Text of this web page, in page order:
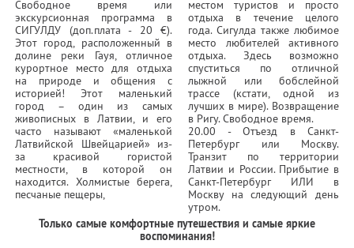
Свободное время или
экскурсионная программа в
СИГУЛДУ (доп.плата - 20 €).
Этот город, расположенный в
долине реки Гауя, отличное
курортное место для отдыха
на природе и общения с
историей! Этот маленький
город – один из самых
живописных в Латвии, и его
часто называют «маленькой
Латвийской Швейцарией» из-
за красивой гористой
местности, в которой он
находится. Холмистые берега,
песчаные пещеры,
местом туристов и просто
отдыха в течение целого
года. Сигулда также любимое
место любителей активного
отдыха. Здесь возможно
спуститься по отличной
лыжной или бобслейной
трассе (кстати, одной из
лучших в мире). Возвращение
в Ригу. Свободное время.
20.00 - Отъезд в Санкт-
Петербург или Москву.
Транзит по территории
Латвии и России. Прибытие в
Санкт-Петербург ИЛИ в
Москву на следующий день
утром.
Только самые комфортные путешествия и самые яркие
воспоминания!